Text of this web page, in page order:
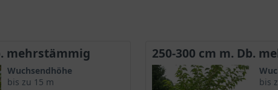
Der Acer davidii verdankt seinen Namen seinem
Raum ist er weitestgehend unbekannt und nur selten
mehrstämmig
Wuchsendhöhe
bis zu 15 m
250-300 cm m. Db.
bis